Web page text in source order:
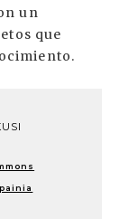
un
que